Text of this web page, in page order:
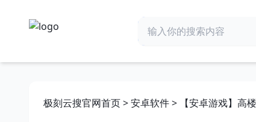
极刻云搜官网首页>安卓软件> 【安卓游戏】高